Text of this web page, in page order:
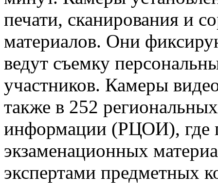
печати, сканирования и
материалов. Они
ведут съемку
участников. Камеры
также в 252
информации (РЦОИ), где
экзаменационных
экспертами предметных